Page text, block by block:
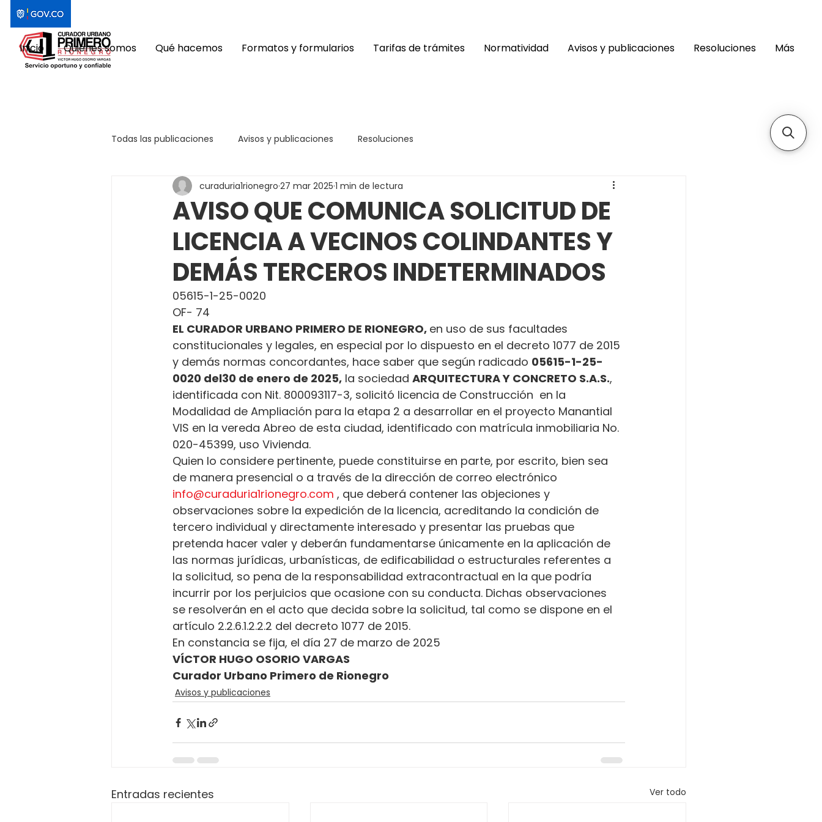
Inicio Quiénes somos Qué hacemos Formatos y formularios Tarifas de trámites Normatividad Avisos y publicaciones Resoluciones Más
Todas las publicaciones Avisos y publicaciones Resoluciones
AVISO QUE COMUNICA SOLICITUD DE
LICENCIA A VECINOS COLINDANTES Y
DEMÁS TERCEROS INDETERMINADOS
curaduria1rionegro 27 mar 2025 1 min de lectura
05615-1-25-0020
OF- 74
EL CURADOR URBANO PRIMERO DE RIONEGRO, en uso de sus facultades
constitucionales y legales, en especial por lo dispuesto en el decreto 1077 de 2015
y demás normas concordantes, hace saber que según radicado 05615-1-25-
0020 del30 de enero de 2025, la sociedad ARQUITECTURA Y CONCRETO S.A.S.,
identificada con Nit. 800093117-3, solicitó licencia de Construcción  en la
Modalidad de Ampliación para la etapa 2 a desarrollar en el proyecto Manantial
VIS en la vereda Abreo de esta ciudad, identificado con matrícula inmobiliaria No.
020-45399, uso Vivienda.
Quien lo considere pertinente, puede constituirse en parte, por escrito, bien sea
de manera presencial o a través de la dirección de correo electrónico
info@curaduria1rionegro.com , que deberá contener las objeciones y
observaciones sobre la expedición de la licencia, acreditando la condición de
tercero individual y directamente interesado y presentar las pruebas que
pretenda hacer valer y deberán fundamentarse únicamente en la aplicación de
las normas jurídicas, urbanísticas, de edificabilidad o estructurales referentes a
la solicitud, so pena de la responsabilidad extracontractual en la que podría
incurrir por los perjuicios que ocasione con su conducta. Dichas observaciones
se resolverán en el acto que decida sobre la solicitud, tal como se dispone en el
artículo 2.2.6.1.2.2.2 del decreto 1077 de 2015.
En constancia se fija, el día 27 de marzo de 2025
VÍCTOR HUGO OSORIO VARGAS
Curador Urbano Primero de Rionegro
Avisos y publicaciones
Entradas recientes Ver todo